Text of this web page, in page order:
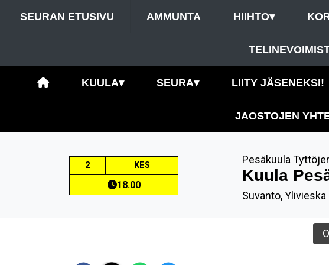
SEURAN ETUSIVU AMMUNTA HIIHTO▾
KUULA▾ SEURA▾ LIITY JÄSENEKSI!
JAOSTOJEN
2 KES
18.00
Pesäkuula
Kuula
Suvanto, Ylivieska